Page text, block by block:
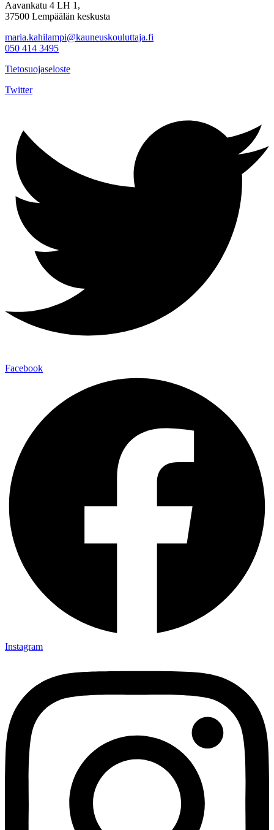
Aavankatu 4 LH 1,
37500 Lempäälän keskusta
maria.kahilampi@kauneuskouluttaja.fi
050 414 3495
Tietosuojaseloste
Twitter
Facebook
Instagram